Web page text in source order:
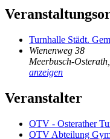
Turnhalle Städt.
Wienenweg 38
Meerbusch-Osterath
anzeigen
Veranstalter
OTV - Osterather
OTV Abteilung